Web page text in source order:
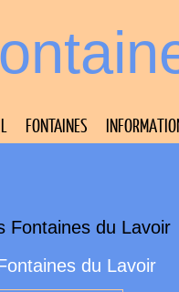
FONTAINES
du Lavoir